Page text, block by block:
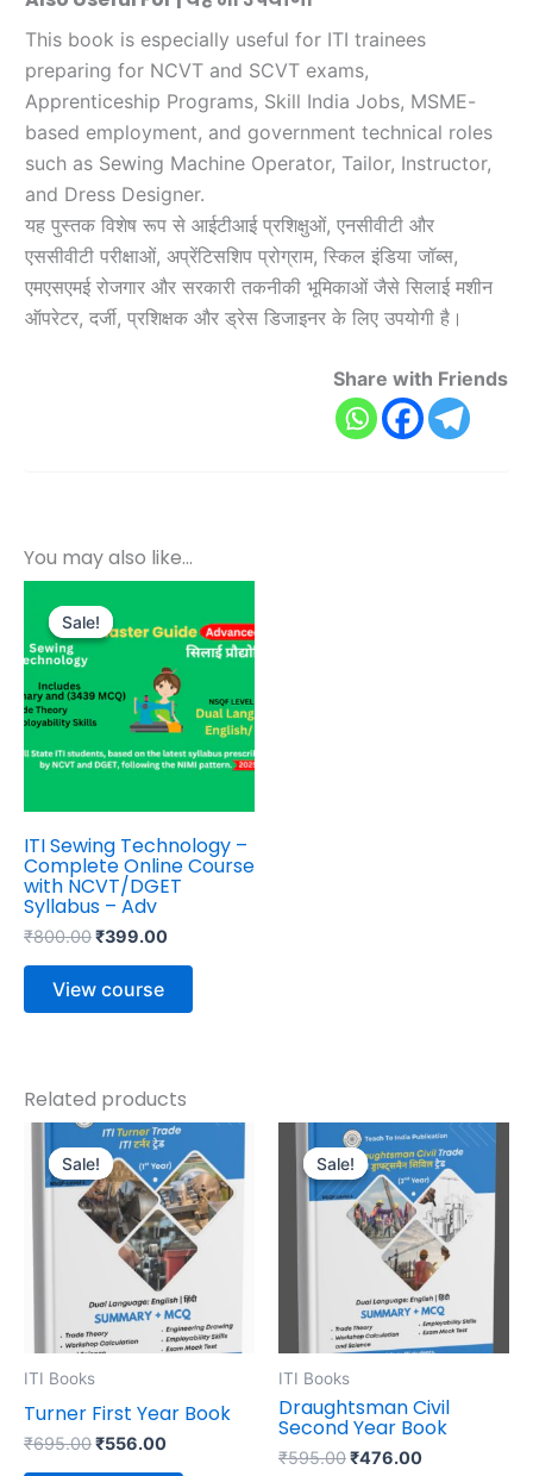
This book is especially useful for ITI trainees
preparing for NCVT and SCVT exams,
Apprenticeship Programs, Skill India Jobs, MSME-
based employment, and government technical roles
such as Sewing Machine Operator, Tailor, Instructor,
and Dress Designer.
यह पुस्तक विशेष रूप से आईटीआई प्रशिक्षुओं, एनसीवीटी और
एससीवीटी परीक्षाओं, अप्रेंटिसशिप प्रोग्राम, स्किल इंडिया जॉब्स,
एमएसएमई रोजगार और सरकारी तकनीकी भूमिकाओं जैसे सिलाई मशीन
ऑपरेटर, दर्जी, प्रशिक्षक और ड्रेस डिजाइनर के लिए उपयोगी है।
Share with Friends
You may also like…
Sale!
Sale!
ITI Sewing Technology –
Complete Online Course
with NCVT/DGET
Syllabus – Adv
₹800.00
price
was:
₹399.00
is:
₹399.00.
View course
Related products
Sale!
Sale!
ITI Books
Turner First Year Book
₹695.00
Original
price
was:
₹695.00.
₹556.00
Current
price
is:
₹556.00.
Sale!
Sale!
ITI Books
Draughtsman Civil
Second Year Book
₹595.00
Original
price
was:
₹595.00.
₹476.00
Current
price
is:
₹476.00.